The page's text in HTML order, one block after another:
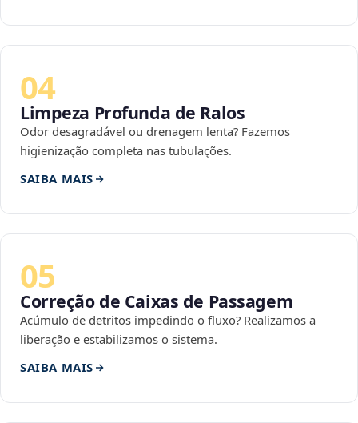
04
Limpeza Profunda de Ralos
Odor desagradável ou drenagem lenta? Fazemos
higienização completa nas tubulações.
SAIBA MAIS
05
Correção de Caixas de Passagem
Acúmulo de detritos impedindo o fluxo? Realizamos a
liberação e estabilizamos o sistema.
SAIBA MAIS